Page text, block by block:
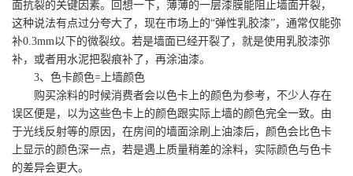
面抗裂的关键因素。回想一下，薄薄的一层漆膜能阻止墙面开裂，
这种说法有点过分夸大了，现在市场上的“弹性乳胶漆”， 通常仅能弥
补0.3mm以下的微裂纹。 若是墙面已经开裂了，就是使用乳胶漆弥
补，或者用水泥把裂痕补了，再涂油漆。
3、色卡颜色=上墙颜色
购买涂料的时候消费者会以色卡上的颜色为参考，不少人存在
误区便是，以为这些色卡上的颜色跟实际上墙的颜色完全一致。由
于光线反射等的原因，在房间的墙面涂刷上油漆后，颜色会比色卡
上显示的颜色深一点， 若是遇上质量稍差的涂料，实际颜色与色卡
的差异会更大。